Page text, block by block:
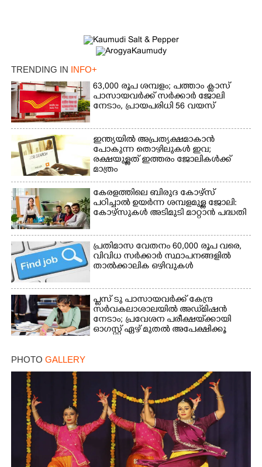
TRENDING IN INFO+
63,000 രൂപ ശമ്പളം; പത്താം ക്ലാസ്
പാസായവർക്ക് സർക്കാർ ജോലി
നേടാം, പ്രായപരിധി 56 വയസ്
ഇന്ത്യയിൽ അപ്രത്യക്ഷമാകാൻ
പോകുന്ന തൊഴിലുകൾ ഇവ;
രക്ഷയുള്ളത് ഇത്തരം ജോലികൾക്ക്
മാത്രം
കേരളത്തിലെ ബിരുദ കോഴ്സ്
പഠിച്ചാൽ ഉയർന്ന ശമ്പളമുള്ള ജോലി:​
കോഴ്സുകൾ അടിമുടി മാറ്റാൻ പദ്ധതി
പ്രതിമാസ വേതനം 60,​000 രൂപ വരെ,​
വിവിധ സർക്കാർ സ്ഥാപനങ്ങളിൽ
താൽക്കാലിക ഒഴിവുകൾ
പ്ലസ് ടു പാസായവർക്ക് കേന്ദ്ര
സർവകലാശാലയിൽ അഡ്‌മിഷൻ
നേടാം; പ്രവേശന പരീക്ഷയ്‌ക്കായി
ഓഗസ്റ്റ് ഏഴ് മുതൽ അപേക്ഷിക്കൂ
PHOTO GALLERY
Share this link
Copy Link